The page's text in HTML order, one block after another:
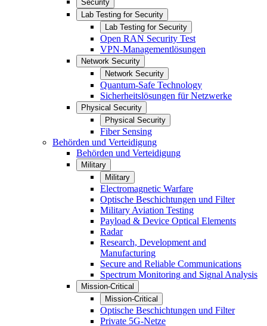
Security
Lab Testing for Security
Lab Testing for Security
Open RAN Security Test
VPN-Managementlösungen
Network Security
Network Security
Quantum-Safe Technology
Sicherheitslösungen für Netzwerke
Physical Security
Physical Security
Fiber Sensing
Behörden und Verteidigung
Behörden und Verteidigung
Military
Military
Electromagnetic Warfare
Optische Beschichtungen und Filter
Military Aviation Testing
Payload & Device Optical Elements
Radar
Research, Development and
Manufacturing
Secure and Reliable Communications
Spectrum Monitoring and Signal Analysis
Mission-Critical
Mission-Critical
Optische Beschichtungen und Filter
Private 5G-Netze